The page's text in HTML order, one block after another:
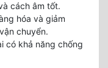
cách âm tốt.
hóa và giảm
chuyển.
có khả năng chống